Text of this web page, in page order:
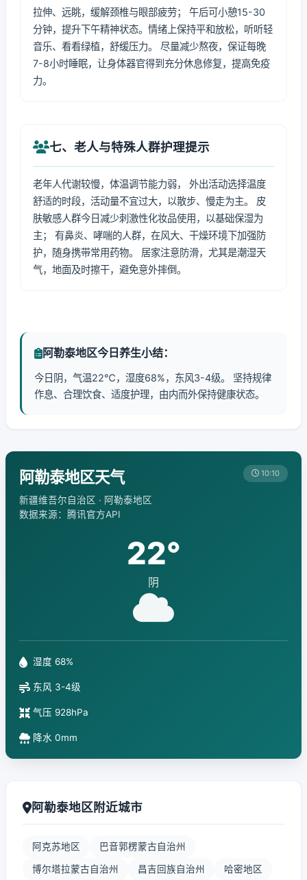
拉伸、远眺，缓解颈椎与眼部疲劳； 午后可小憩15-30
分钟，提升下午精神状态。情绪上保持平和放松，听听轻
音乐、看看绿植，舒缓压力。 尽量减少熬夜，保证每晚
7-8小时睡眠，让身体器官得到充分休息修复，提高免疫
力。
七、老人与特殊人群护理提示
老年人代谢较慢，体温调节能力弱， 外出活动选择温度
舒适的时段，活动量不宜过大，以散步、慢走为主。 皮
肤敏感人群今日减少刺激性化妆品使用，以基础保湿为
主； 有鼻炎、哮喘的人群，在风大、干燥环境下加强防
护，随身携带常用药物。 居家注意防滑，尤其是潮湿天
气，地面及时擦干，避免意外摔倒。
阿勒泰地区今日养生小结：
今日阴，气温22℃，湿度68%，东风3-4级。 坚持规律
作息、合理饮食、适度护理，由内而外保持健康状态。
阿勒泰地区天气
新疆维吾尔自治区 · 阿勒泰地区
数据来源：腾讯官方API
10:10
22°
阴
湿度 68%
东风 3-4级
气压 928hPa
降水 0mm
阿勒泰地区附近城市
阿克苏地区 巴音郭楞蒙古自治州
博尔塔拉蒙古自治州 昌吉回族自治州 哈密地区